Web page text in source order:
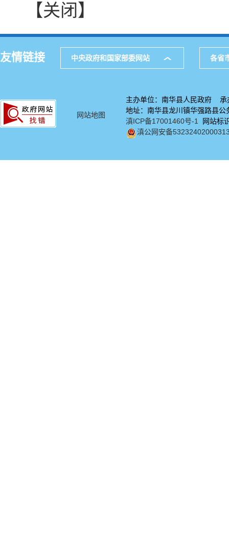
【关闭】
友情链接 中央政府和国家部委网站 各省
网站地图
主办单位：南华县人民政府 承
地址：南华县龙川镇华强路
滇ICP备17001460号-1
网站标
滇公网安备